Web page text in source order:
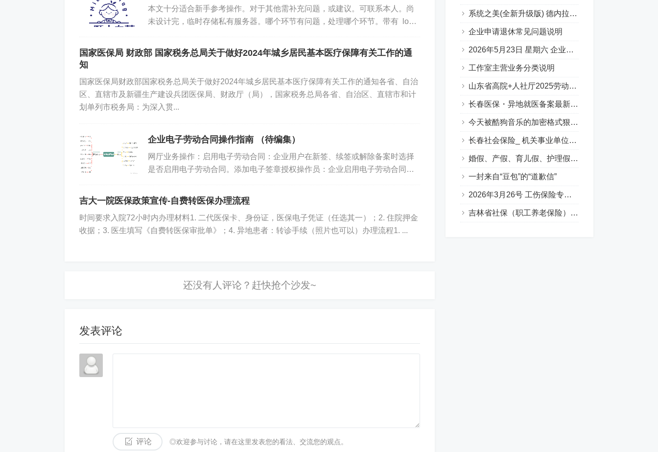
本文十分适合新手参考操作。对于其他需补充问题，或建议。可联系本人。尚
未设计完，临时存储私有服务器。哪个环节有问题，处理哪个环节。带有 logo
国家医保局 财政部 国家税务总局关于做好2024年城乡居民基本医疗保障有关工作的通
知
国家医保局财政部国家税务总局关于做好2024年城乡居民基本医疗保障有关工作的通知各省、自治
区、直辖市及新疆生产建设兵团医保局、财政厅（局），国家税务总局各省、自治区、直辖市和计
划单列市税务局：为深入贯...
企业电子劳动合同操作指南 （待编集）
网厅业务操作：启用电子劳动合同：企业用户在新签、续签或解除备案时选择
是否启用电子劳动合同。添加电子签章授权操作员：企业启用电子劳动合同
吉大一院医保政策宣传-自费转医保办理流程
时间要求入院72小时内办理材料1. 二代医保卡、身份证，医保电子凭证（任选其一）；2. 住院押金
收据；3. 医生填写《自费转医保审批单》；4. 异地患者：转诊手续（照片也可以）办理流程1. ...
发表评论
评论 ◎欢迎参与讨论，请在这里发表您的看法、交流您的观点。
系统之美(全新升级版) 德内拉梅多斯
企业申请退休常见问题说明
2026年5月23日 星期六 企业职工基本养老保险专场问答汇总
工作室主营业务分类说明
山东省高院+人社厅2025劳动人事争议十大典型案例
长春医保・异地就医备案最新要点
今天被酷狗音乐的加密格式狠狠上了一课…
长春社会保险_ 机关事业单位养老保险（含职业年金）（Q&A版）
婚假、产假、育儿假、护理假（吉林省地方政策）
一封来自“豆包”的“道歉信”
2026年3月26号 工伤保险专场答疑（Q&A版）
吉林省社保（职工养老保险）补缴政策全解